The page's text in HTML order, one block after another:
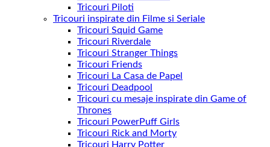
Tricouri Piloti
Tricouri inspirate din Filme si Seriale
Tricouri Squid Game
Tricouri Riverdale
Tricouri Stranger Things
Tricouri Friends
Tricouri La Casa de Papel
Tricouri Deadpool
Tricouri cu mesaje inspirate din Game of
Thrones
Tricouri PowerPuff Girls
Tricouri Rick and Morty
Tricouri Harry Potter